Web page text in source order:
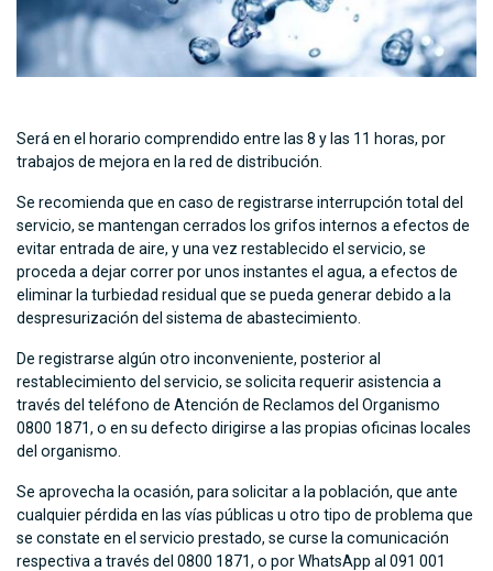
Será en el horario comprendido entre las 8 y las 11 horas, por
trabajos de mejora en la red de distribución.
Se recomienda que en caso de registrarse interrupción total del
servicio, se mantengan cerrados los grifos internos a efectos de
evitar entrada de aire, y una vez restablecido el servicio, se
proceda a dejar correr por unos instantes el agua, a efectos de
eliminar la turbiedad residual que se pueda generar debido a la
despresurización del sistema de abastecimiento.
De registrarse algún otro inconveniente, posterior al
restablecimiento del servicio, se solicita requerir asistencia a
través del teléfono de Atención de Reclamos del Organismo
0800 1871, o en su defecto dirigirse a las propias oficinas locales
del organismo.
Se aprovecha la ocasión, para solicitar a la población, que ante
cualquier pérdida en las vías públicas u otro tipo de problema que
se constate en el servicio prestado, se curse la comunicación
respectiva a través del 0800 1871, o por WhatsApp al 091 001